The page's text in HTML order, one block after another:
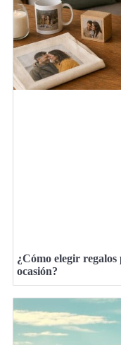
¿Cómo elegir
ocasión?